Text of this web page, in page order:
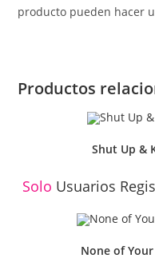
producto pueden hacer
Productos
Shut Up &
Solo Usuarios
None of Your